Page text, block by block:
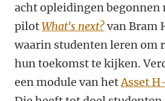
acht opleidingen begonnen
pilotWhat's next?van Bram
waarin studenten leren om
hun toekomst te kijken.
een module van hetAsset